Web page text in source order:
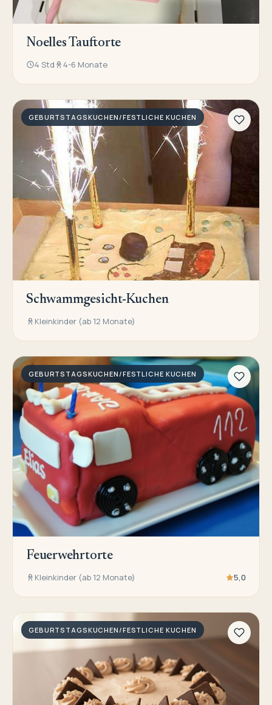
Noelles Tauftorte
4 Std 4-6 Monate
GEBURTSTAGSKUCHEN/FESTLICHE KUCHEN
Schwammgesicht-Kuchen
Kleinkinder (ab 12 Monate)
GEBURTSTAGSKUCHEN/FESTLICHE KUCHEN
Feuerwehrtorte
Kleinkinder (ab 12 Monate) 5,0
GEBURTSTAGSKUCHEN/FESTLICHE KUCHEN